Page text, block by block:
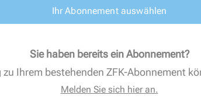
Ihr Abonnement auswählen
Sie haben bereits ein Abonnement?
Ihrem bestehenden ZFK-Abonnement
Melden Sie sich hier an.